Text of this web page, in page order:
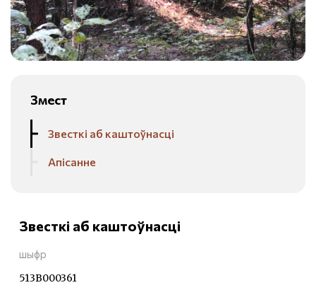
Змест
Звесткі аб каштоўнасці
Апісанне
Звесткі аб каштоўнасці
шыфр
513В000361